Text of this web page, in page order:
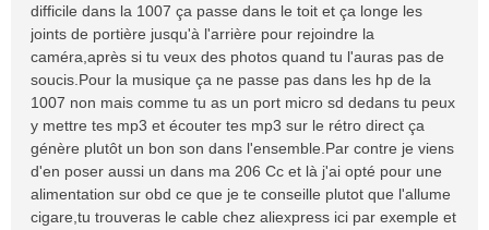
g
e
difficile dans la 1007 ça passe dans le toit et ça longe les
joints de portière jusqu'à l'arrière pour rejoindre la
caméra,après si tu veux des photos quand tu l'auras pas de
soucis.Pour la musique ça ne passe pas dans les hp de la
1007 non mais comme tu as un port micro sd dedans tu peux
y mettre tes mp3 et écouter tes mp3 sur le rétro direct ça
génère plutôt un bon son dans l'ensemble.Par contre je viens
d'en poser aussi un dans ma 206 Cc et là j'ai opté pour une
alimentation sur obd ce que je te conseille plutot que l'allume
cigare,tu trouveras le cable chez aliexpress ici par exemple et